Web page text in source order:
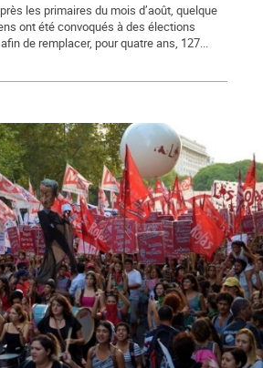
les primaires du mois d’août, quelque
ont été convoqués à des élections
de remplacer, pour quatre ans, 127...
générale